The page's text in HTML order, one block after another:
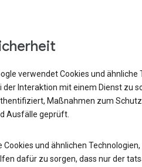
verwendet Cookies und
der Interaktion mit einem Dienst zu
Maßnahmen zum
Ausfälle geprüft.
Cookies und ähnlichen
dafür zu sorgen, dass nur der